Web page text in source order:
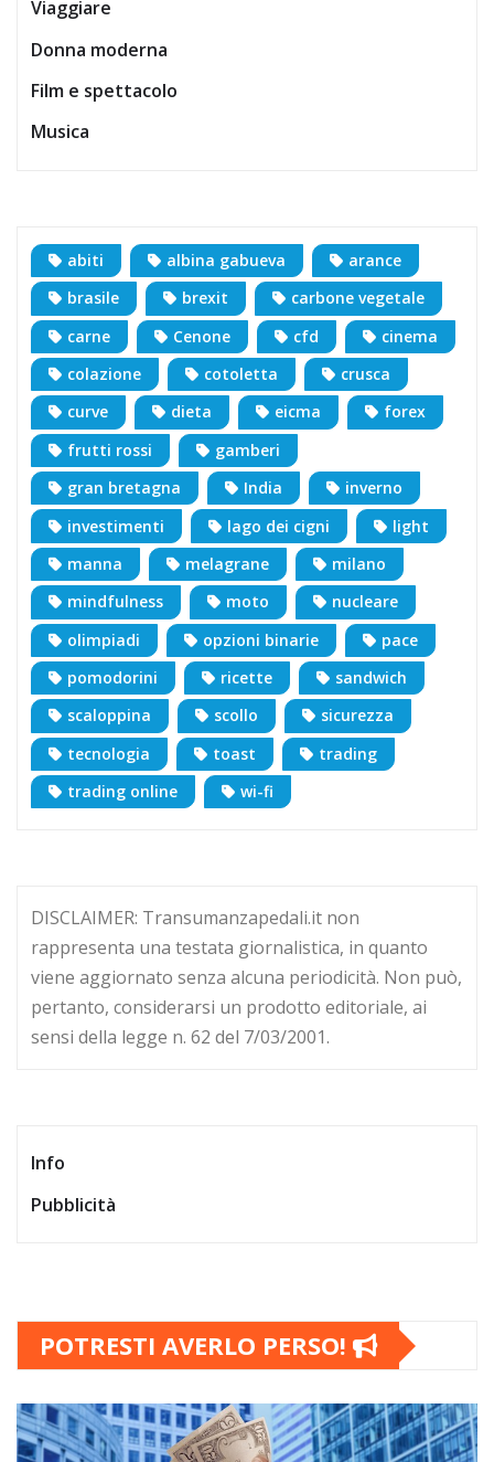
Viaggiare
Donna moderna
Film e spettacolo
Musica
abiti albina gabueva
arance
brasile
brexit
carbone vegetale
carne
Cenone cfd
cinema
colazione
cotoletta
crusca
curve
dieta eicma
forex
frutti rossi
gamberi
gran bretagna
India
inverno
investimenti
lago dei cigni
light
manna
melagrane
milano
mindfulness
moto
nucleare
olimpiadi
opzioni binarie
pace
pomodorini
ricette
sandwich
scaloppina
scollo
sicurezza
tecnologia
toast
trading
trading online
wi-fi
DISCLAIMER: Transumanzapedali.it non
rappresenta una testata giornalistica, in quanto
viene aggiornato senza alcuna periodicità. Non può,
pertanto, considerarsi un prodotto editoriale, ai
sensi della legge n. 62 del 7/03/2001.
Info
Pubblicità
POTRESTI AVERLO PERSO!